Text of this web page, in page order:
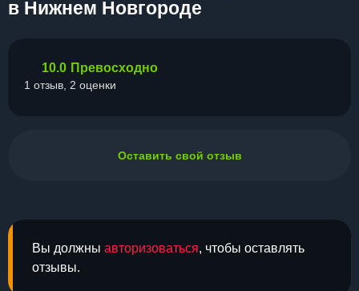
в Нижнем Новгороде
Вы должны авторизоваться, чтобы оставлять
отзывы.
10.0 Превосходно
1 отзыв, 2 оценки
Оставить свой отзыв